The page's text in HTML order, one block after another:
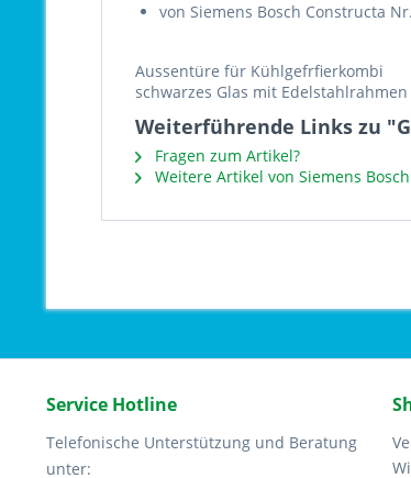
von Siemens Bosch Constructa
Aussentüre für Kühlgefrfierkombi
schwarzes Glas mit Edelstahlrahmen
Weiterführende Links zu
Fragen zum Artikel?
Weitere Artikel von Siemens
Service Hotline
Telefonische Unterstützung und Beratung
unter: